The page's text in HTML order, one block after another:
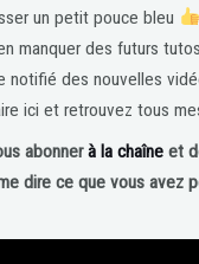
un petit pouce bleu
manquer des futurs
notifié des nouvelles
ici et retrouvez tous
abonnerà la chaîne et
dire ce que vous avez